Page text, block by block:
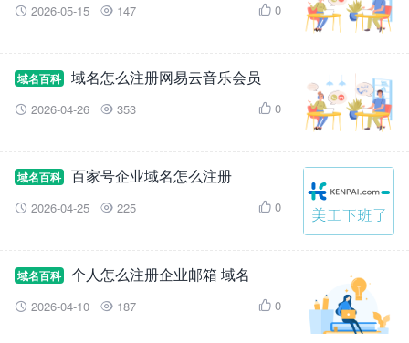
 2026-05-15  147  0
域名百科 域名怎么注册网易云音乐会员
 2026-04-26  353  0
域名百科 百家号企业域名怎么注册
 2026-04-25  225  0
域名百科 个人怎么注册企业邮箱 域名
 2026-04-10  187  0